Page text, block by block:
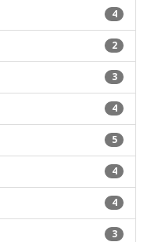
4
2
3
4
5
4
4
3